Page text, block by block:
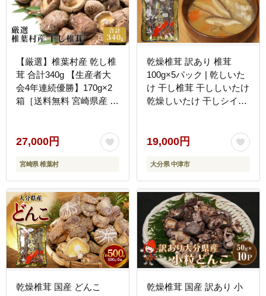
【厳選】椎葉村産 乾し椎
茸 合計340g 【生産者大
会4年連続優勝】170g×2
箱［送料無料 宮崎県産 国
け 干し椎茸 原木栽培 産
地直送 乾物 きのこ グア
ニル酸 ビタミンD おすす
め 栄養 美容 食物繊維 煮
物 みそ汁 汁もの ダシ 出
汁 お鍋 鍋 特産品 ご当地
お取り寄せ 大容量 ギフト
贈物 プレゼント お中元
お歳暮 化粧箱入］【JA-
23】
27,000円
宮崎県 椎葉村
乾燥椎茸 訳あり 椎茸
100g×5パック | 乾しいた
け 干し椎茸 干ししいたけ
乾燥しいたけ 干しシイタ
19,000円
大分県 中津市
乾燥椎茸 国産 どんこ
乾燥椎茸 国産 訳あり 小